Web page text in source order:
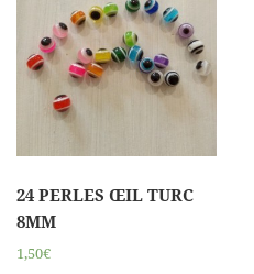
24 PERLES ŒIL TURC
8MM
1,50€